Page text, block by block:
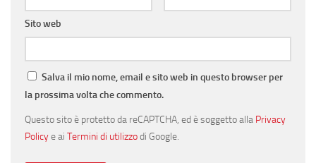
Sito web
Salva il mio nome, email e sito web in questo browser per
la prossima volta che commento.
Questo sito è protetto da reCAPTCHA, ed è soggetto alla Privacy
Policye ai Termini di utilizzodi Google.